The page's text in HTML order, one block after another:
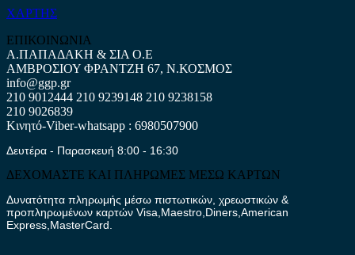
ΧΑΡΤΗΣ
ΕΠΙΚΟΙΝΩΝΙΑ
Α.ΠΑΠΑΔΑΚΗ & ΣΙΑ Ο.Ε
ΑΜΒΡΟΣΙΟΥ ΦΡΑΝΤΖΗ 67, Ν.ΚΟΣΜΟΣ
info@ggp.gr
210 9012444 210 9239148 210 9238158
210 9026839
Κινητό-Viber-whatsapp : 6980507900
Δευτέρα - Παρασκευή 8:00 - 16:30
ΔΕΧΟΜΑΣΤΕ ΚΑΙ ΠΛΗΡΩΜΕΣ ΜΕΣΩ ΚΑΡΤΩΝ
Δυνατότητα πληρωμής μέσω πιστωτικών, χρεωστικών &
προπληρωμένων καρτών Visa,Maestro,Diners,American
Express,MasterCard.